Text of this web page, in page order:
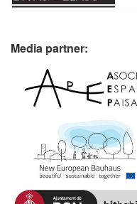
Media partner: